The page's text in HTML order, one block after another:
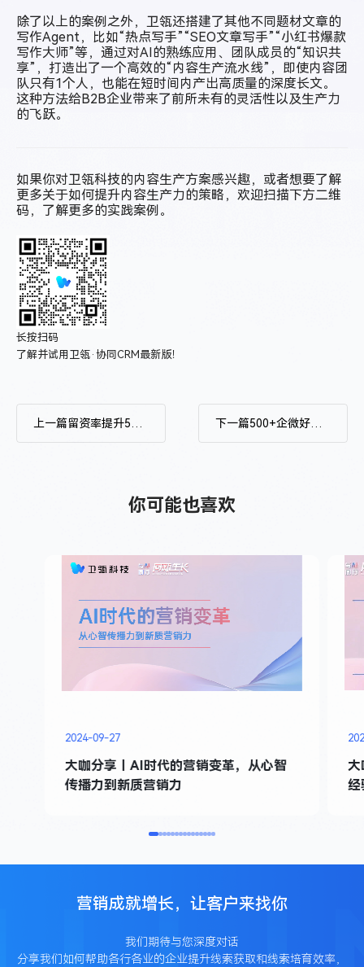
除了以上的案例之外，卫瓴还搭建了其他不同题材文章的
写作Agent，比如“热点写手”“SEO文章写手”“小红书爆款
写作大师”等，通过对AI的熟练应用、团队成员的“知识共
享”，打造出了一个高效的“内容生产流水线”，即使内容团
队只有1个人，也能在短时间内产出高质量的深度长文。
这种方法给B2B企业带来了前所未有的灵活性以及生产力
的飞跃。
如果你对卫瓴科技的内容生产方案感兴趣，或者想要了解
更多关于如何提升内容生产力的策略，欢迎扫描下方二维
码，了解更多的实践案例。
长按扫码
了解并试用卫瓴·协同CRM最新版！
上一篇 留资率提升50%！快get这套公众号引流改造方案 下一篇 500+企微好友、200+目标客户：营销协同+精细运营，提高展会营销效果
你可能也喜欢
2024-09-27
大咖分享丨AI时代的营销变革，从心智
传播力到新质营销力
大
经
营销成就增长，让客户来找你
我们期待与您深度对话
分享我们如何帮助各行各业的企业提升线索获取和线索培育效率，